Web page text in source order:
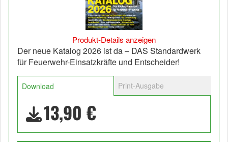
Produkt-Details anzeigen
Der neue Katalog 2026 ist da – DAS Standardwerk
für Feuerwehr-Einsatzkräfte und Entscheider!
Download Print-Ausgabe
13,90 €